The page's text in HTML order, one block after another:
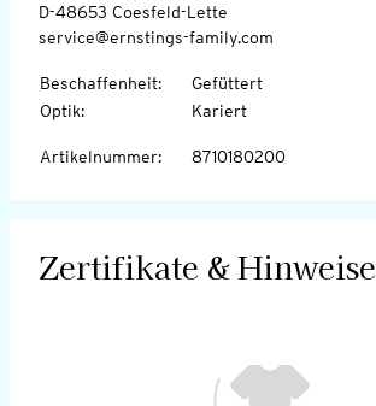
D-48653 Coesfeld-Lette
service@ernstings-family.com
Beschaffenheit:
Gefüttert
Optik: Kariert
Artikelnummer: 8710180200
Zertifikate & Hinweise